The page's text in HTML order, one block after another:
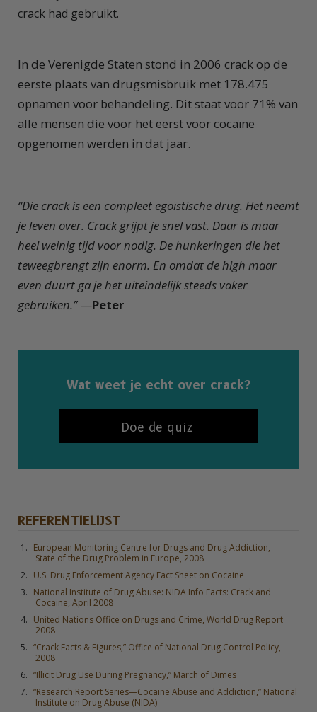
crack had gebruikt.
In de Verenigde Staten stond in 2006 crack op de
eerste plaats van drugsmisbruik met 178.475
opnamen voor behandeling. Dit staat voor 71% van
alle mensen die voor het eerst voor cocaïne
opgenomen werden in dat jaar.
“Die crack is een compleet egoïstische drug. Het neemt
je leven over. Crack grijpt je snel vast. Daar is maar
heel weinig tijd voor nodig. De hunkeringen die het
teweegbrengt zijn enorm. En omdat de high maar
even duurt ga je het uiteindelijk steeds vaker
gebruiken.”—Peter
Wat weet je echt over crack?
Doe de quiz
REFERENTIELIJST
European Monitoring Centre for Drugs and Drug Addiction,
State of the Drug Problem in Europe, 2008
U.S. Drug Enforcement Agency Fact Sheet on Cocaine
National Institute of Drug Abuse: NIDA Info Facts: Crack and
Cocaine, April 2008
United Nations Office on Drugs and Crime, World Drug Report
2008
“Crack Facts & Figures,” Office of National Drug Control Policy,
2008
“Illicit Drug Use During Pregnancy,” March of Dimes
“Research Report Series—Cocaine Abuse and Addiction,” National
Institute on Drug Abuse (NIDA)